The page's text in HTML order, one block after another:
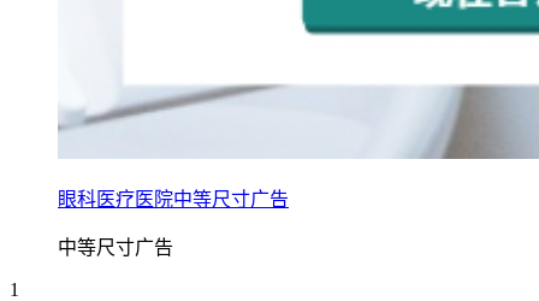
眼科医疗医院中等尺寸广告
中等尺寸广告
1